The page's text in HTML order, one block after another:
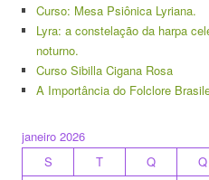
Curso: Mesa Psiônica Lyriana.
Lyra: a constelação da harpa
noturno.
Curso Sibilla Cigana Rosa
A Importância do Folclore
janeiro 2026
S
T Q Q